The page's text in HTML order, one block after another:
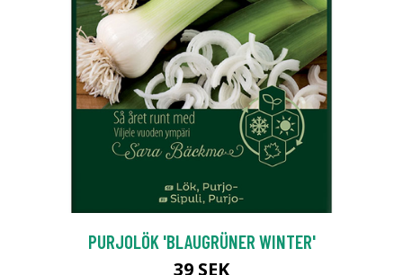
PURJOLÖK 'BLAUGRÜNER WINTER'
39 SEK